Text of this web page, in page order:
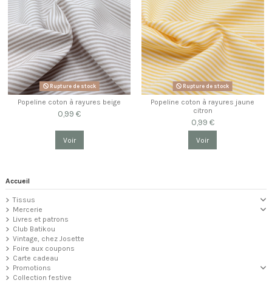
Rupture de stock
Popeline coton à rayures beige
0,99 €
Voir
Rupture de stock
Popeline coton à rayures jaune
citron
0,99 €
Voir
Accueil
Tissus
Mercerie
Livres et patrons
Club Batikou
Vintage, chez Josette
Foire aux coupons
Carte cadeau
Promotions
Collection festive